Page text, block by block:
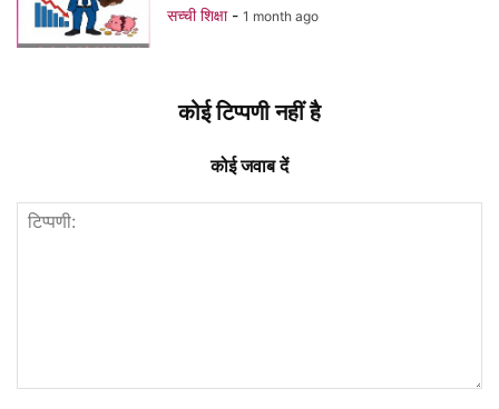
सच्ची शिक्षा - 1 month ago
कोई टिप्पणी नहीं है
कोई जवाब दें